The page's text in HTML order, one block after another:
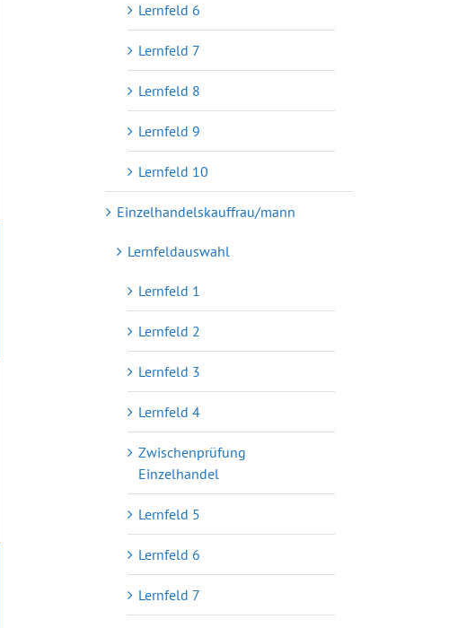
Lernfeld 6
Lernfeld 7
Lernfeld 8
Lernfeld 9
Lernfeld 10
Einzelhandelskauffrau/mann
Lernfeldauswahl
Lernfeld 1
Lernfeld 2
Lernfeld 3
Lernfeld 4
Zwischenprüfung
Einzelhandel
Lernfeld 5
Lernfeld 6
Lernfeld 7